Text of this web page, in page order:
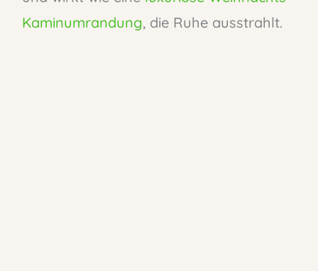
Kaminumrandung, die Ruhe ausstrahlt.